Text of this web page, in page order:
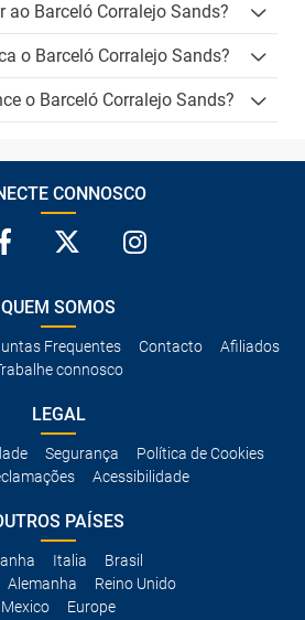
ao Barceló Corralejo Sands?
o Barceló Corralejo Sands?
o Barceló Corralejo Sands?
CONNOSCO
QUEM SOMOS
Frequentes Contacto
Afiliados
connosco
LEGAL
Segurança
Política de Cookies
Acessibilidade
PAÍSES
Italia
Brasil
Alemanha
Reino Unido
Mexico
Europe